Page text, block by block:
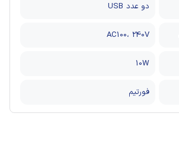
دو عدد USB
AC100، 240V
10W
فورتیم